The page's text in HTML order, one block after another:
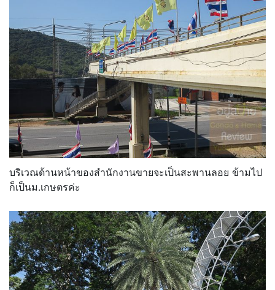
บริเวณด้านหน้าของสำนักงานขายจะเป็นสะพานลอย ข้ามไป
ก็เป็นม.เกษตรค่ะ